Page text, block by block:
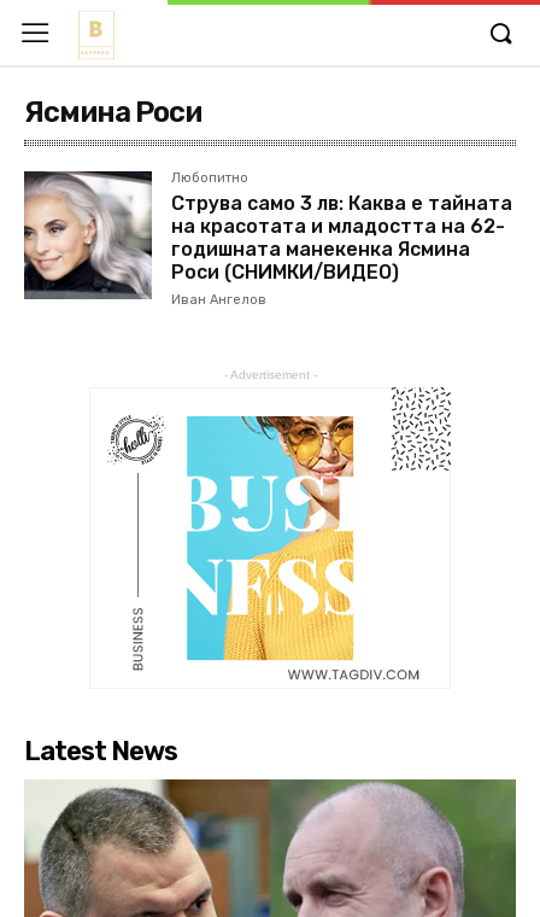
Ясмина Роси
Любопитно
Струва само 3 лв: Каква е тайната
на красотата и младостта на 62-
годишната манекенка Ясмина
Роси (СНИМКИ/ВИДЕО)
Иван Ангелов
- Advertisement -
Latest News